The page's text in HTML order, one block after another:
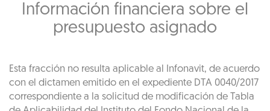
Información financiera sobre el
presupuesto asignado
Esta fracción no resulta aplicable al Infonavit, de acuerdo
con el dictamen emitido en el expediente DTA 0040/2017
correspondiente a la solicitud de modificación de Tabla